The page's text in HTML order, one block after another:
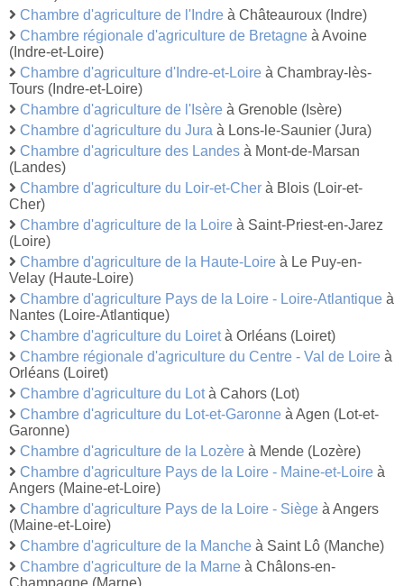
Chambre d'agriculture de l'Indre à Châteauroux (Indre)
Chambre régionale d'agriculture de Bretagne à Avoine
(Indre-et-Loire)
Chambre d'agriculture d'Indre-et-Loire à Chambray-lès-
Tours (Indre-et-Loire)
Chambre d'agriculture de l'Isère à Grenoble (Isère)
Chambre d'agriculture du Jura à Lons-le-Saunier (Jura)
Chambre d'agriculture des Landes à Mont-de-Marsan
(Landes)
Chambre d'agriculture du Loir-et-Cher à Blois (Loir-et-
Cher)
Chambre d'agriculture de la Loire à Saint-Priest-en-Jarez
(Loire)
Chambre d'agriculture de la Haute-Loire à Le Puy-en-
Velay (Haute-Loire)
Chambre d'agriculture Pays de la Loire - Loire-Atlantique à
Nantes (Loire-Atlantique)
Chambre d'agriculture du Loiretà Orléans (Loiret)
Chambre régionale d'agriculture du Centre - Val de Loire à
Orléans (Loiret)
Chambre d'agriculture du Lotà Cahors (Lot)
Chambre d'agriculture du Lot-et-Garonne à Agen (Lot-et-
Garonne)
Chambre d'agriculture de la Lozère à Mende (Lozère)
Chambre d'agriculture Pays de la Loire - Maine-et-Loire à
Angers (Maine-et-Loire)
Chambre d'agriculture Pays de la Loire - Siège à Angers
(Maine-et-Loire)
Chambre d'agriculture de la Manche à Saint Lô (Manche)
Chambre d'agriculture de la Marne à Châlons-en-
Champagne (Marne)